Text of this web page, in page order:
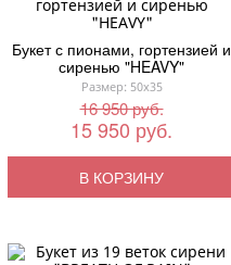
Букет с пионами, гортензией и
сиренью "HEAVY"
Размер: 50x35
16 950 руб.
15 950 руб.
В КОРЗИНУ